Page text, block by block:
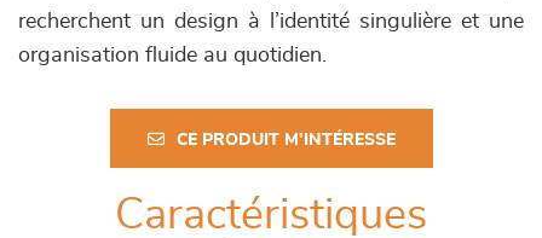
recherchent un design à l’identité singulière et une
organisation fluide au quotidien.
CE PRODUIT M'INTÉRESSE
Caractéristiques